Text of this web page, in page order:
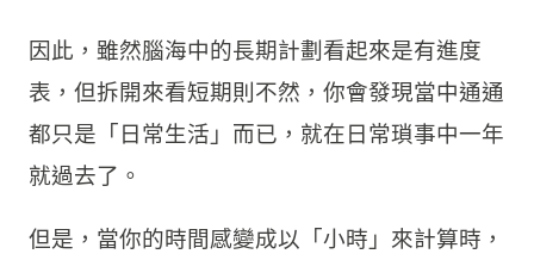
因此，雖然腦海中的長期計劃看起來是有進度
表，但拆開來看短期則不然，你會發現當中通通
都只是「日常生活」而已，就在日常瑣事中一年
就過去了。
但是，當你的時間感變成以「小時」來計算時，